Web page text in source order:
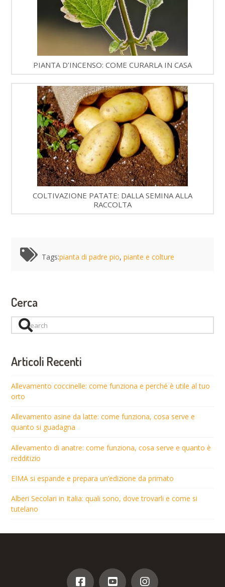
PIANTA D’INCENSO: COME CURARLA IN CASA
COLTIVAZIONE PATATE: DALLA SEMINA ALLA
RACCOLTA
Tags:pianta di padre pio,piante e colture
Cerca
Search
Articoli Recenti
Allevamento coccinelle: come funziona e perché è utile al tuo
orto
Allevamento asine da latte: come funziona, cosa serve e
quanto si guadagna
Allevamento di anatre: come funziona, cosa serve e quanto è
redditizio
EIMA si espande e prepara un’edizione da primato
Alberi Secolari in Italia: quali sono, dove trovarli e come si
tutelano